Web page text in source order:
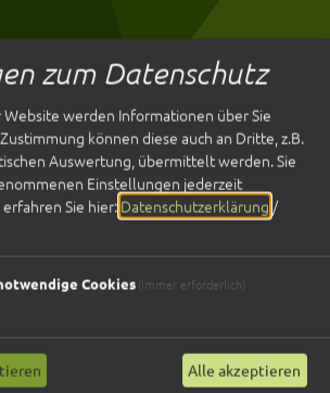
Portal
zum Datenschutz
Website werden Informationen über Sie
können diese auch an Dritte, z.B.
Auswertung, übermittelt werden. Sie
Einstellungen jederzeit
Sie hier: Datenschutzerklärung /
Cookies(immer erforderlich)
Alle akzeptieren